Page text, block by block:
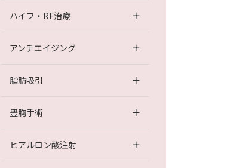
受ける？バリウムや胸部レン
ハイフ・RF治療
アンチエイジング
脂肪吸引
豊胸手術
ヒアルロン酸注射